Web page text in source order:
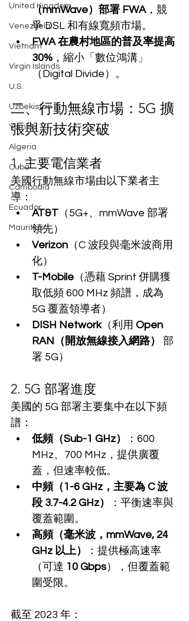
United Kingdom
Venezuela
Vietnam
Virgin Islands
U.S.
Uzbekistan
Yemen
Algeria
Cuba
Cambodia
Ecuador
Mauritius
（mmWave）部署 FWA，競
爭 DSL 和有線寬頻市場。
FWA 在農村地區的普及率提高
30% ，縮小「數位鴻溝」
（Digital Divide）。
二、行動無線市場：5G 擴
張與新技術突破
1. 主要電信業者
美國行動無線市場由以下業者主
導：
AT&T （5G+、mmWave 部署
領先）
Verizon （C 波段與毫米波商用
化）
T-Mobile （憑藉 Sprint 併購獲
取低頻 600 MHz 頻譜，成為
5G 覆蓋領導者）
DISH Network（利用 Open
RAN（開放無線接入網路）
部
署 5G）
2. 5G 部署進度
美國的 5G 部署主要集中在以下頻
譜：
低頻（Sub-1 GHz）
：600
MHz、700 MHz，提供廣覆
蓋，但速率較低。
中頻（1-6 GHz，主要為 C 波
段 3.7-4.2 GHz）
：平衡速率與
覆蓋範圍。
高頻（毫米波，mmWave, 24
GHz 以上）
：提供極高速率
（可達 10 Gbps），但覆蓋範
圍受限。
截至 2023 年：